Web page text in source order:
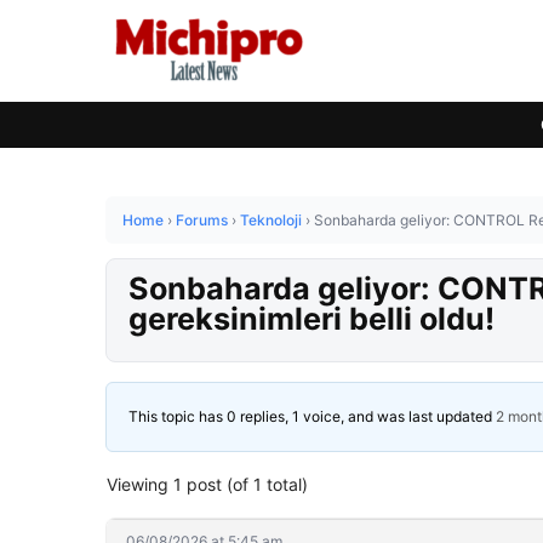
Home › Forums › Teknoloji › Sonbaharda geliyor: CONTROL
Sonbaharda geliyor:
gereksinimleri belli oldu!
This topic has 0 replies, 1 voice, and was last updated 2
Viewing 1 post (of 1 total)